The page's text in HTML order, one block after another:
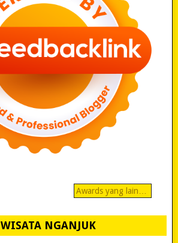
Awards yang lain…
WISATA NGANJUK